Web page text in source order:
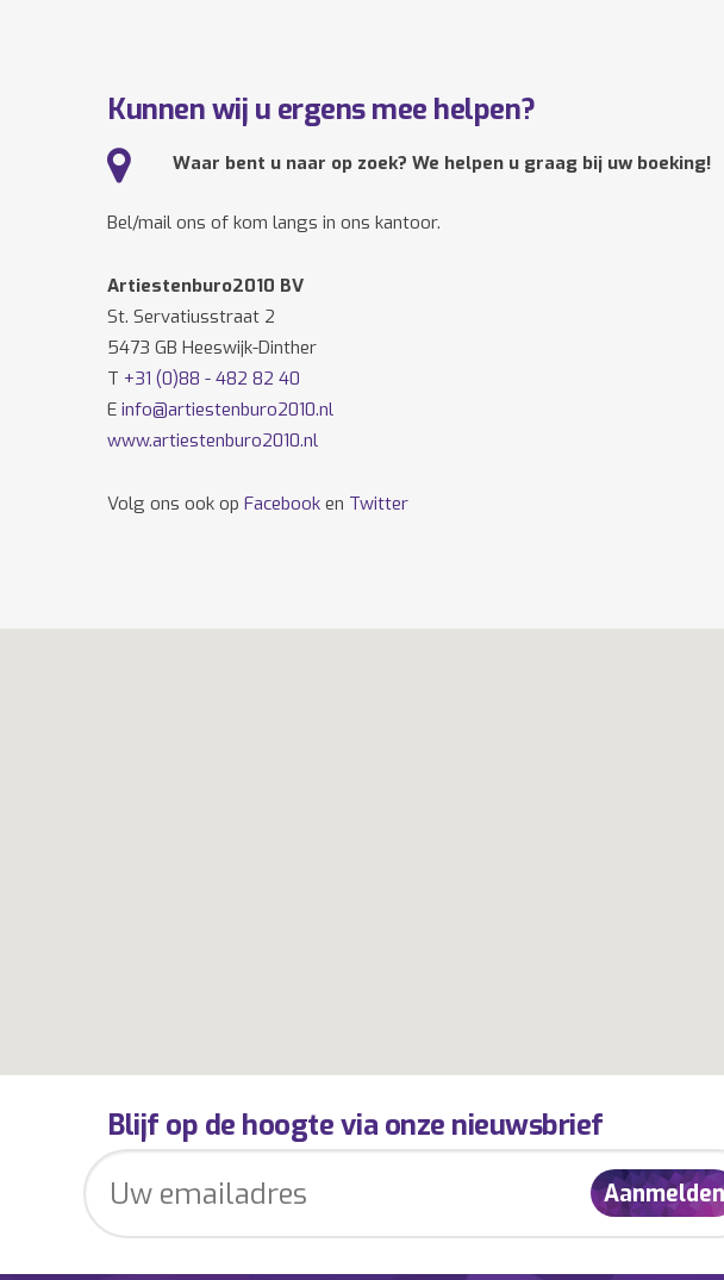
Kunnen wij u ergens mee helpen?
Waar bent u naar op zoek? We helpen u graag bij uw boeking!
Bel/mail ons of kom langs in ons kantoor.
Artiestenburo2010 BV
St. Servatiusstraat 2
5473 GB Heeswijk-Dinther
T +31 (0)88 - 482 82 40
E info@artiestenburo2010.nl
www.artiestenburo2010.nl
Volg ons ook op Facebook en Twitter
Blijf op de hoogte via onze nieuwsbrief